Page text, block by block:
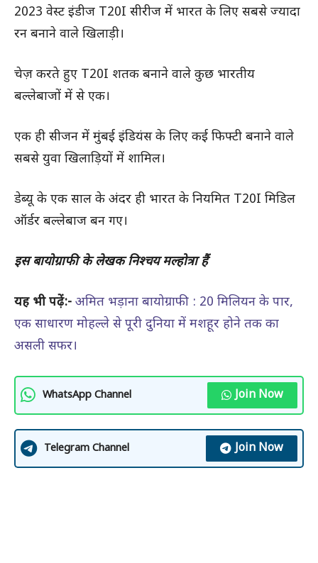
2023 वेस्ट इंडीज T20I सीरीज में भारत के लिए सबसे ज्यादा
रन बनाने वाले खिलाड़ी।
चेज़ करते हुए T20I शतक बनाने वाले कुछ भारतीय
बल्लेबाजों में से एक।
एक ही सीजन में मुंबई इंडियंस के लिए कई फिफ्टी बनाने वाले
सबसे युवा खिलाड़ियों में शामिल।
डेब्यू के एक साल के अंदर ही भारत के नियमित T20I मिडिल
ऑर्डर बल्लेबाज बन गए।
इस बायोग्राफी के लेखक निश्‍चय मल्होत्रा हैं
यह भी पढ़ें:- अमित भड़ाना बायोग्राफी : 20 मिलियन के पार,
एक साधारण मोहल्ले से पूरी दुनिया में मशहूर होने तक का
असली सफर।
WhatsApp Channel Join Now
Telegram Channel Join Now